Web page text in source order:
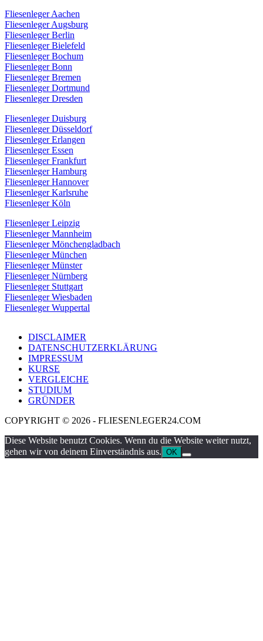
Fliesenleger Aachen
Fliesenleger Augsburg
Fliesenleger Berlin
Fliesenleger Bielefeld
Fliesenleger Bochum
Fliesenleger Bonn
Fliesenleger Bremen
Fliesenleger Dortmund
Fliesenleger Dresden
Fliesenleger Duisburg
Fliesenleger Düsseldorf
Fliesenleger Erlangen
Fliesenleger Essen
Fliesenleger Frankfurt
Fliesenleger Hamburg
Fliesenleger Hannover
Fliesenleger Karlsruhe
Fliesenleger Köln
Fliesenleger Leipzig
Fliesenleger Mannheim
Fliesenleger Mönchengladbach
Fliesenleger München
Fliesenleger Münster
Fliesenleger Nürnberg
Fliesenleger Stuttgart
Fliesenleger Wiesbaden
Fliesenleger Wuppertal
DISCLAIMER
DATENSCHUTZERKLÄRUNG
IMPRESSUM
KURSE
VERGLEICHE
STUDIUM
GRÜNDER
COPYRIGHT © 2026 - FLIESENLEGER24.COM
Diese Website benutzt Cookies. Wenn du die Website weiter nutzt,
gehen wir von deinem Einverständnis aus. OK